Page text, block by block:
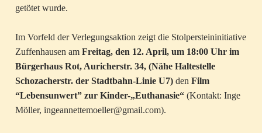
getötet wurde.
Im Vorfeld der Verlegungsaktion zeigt die Stolpersteininitiative
Zuffenhausen am Freitag, den 12. April, um 18:00 Uhr im
Bürgerhaus Rot, Auricherstr. 34, (Nähe Haltestelle
Schozacherstr. der Stadtbahn-Linie U7) den Film
“Lebensunwert” zur Kinder-„Euthanasie“ (Kontakt: Inge
Möller, ingeannettemoeller@gmail.com).